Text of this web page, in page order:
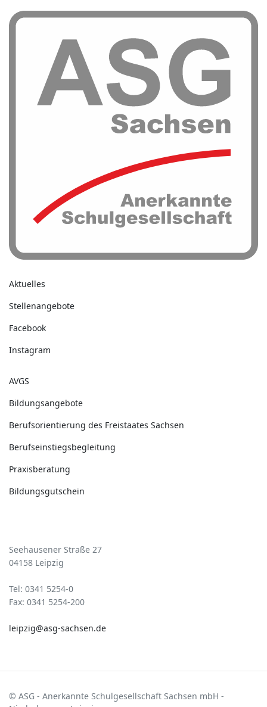
Aktuelles
Stellenangebote
Facebook
Instagram
AVGS
Bildungsangebote
Berufsorientierung des Freistaates Sachsen
Berufseinstiegsbegleitung
Praxisberatung
Bildungsgutschein
Seehausener Straße 27
04158 Leipzig
Tel: 0341 5254-0
Fax: 0341 5254-200
leipzig@asg-sachsen.de
© ASG - Anerkannte Schulgesellschaft Sachsen mbH -